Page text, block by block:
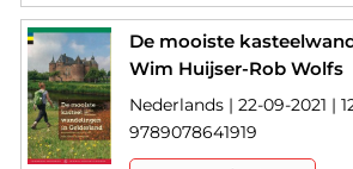
Wim Huijser-Rob Wolfs
Nederlands | 22-09-2021 |
9789078641919